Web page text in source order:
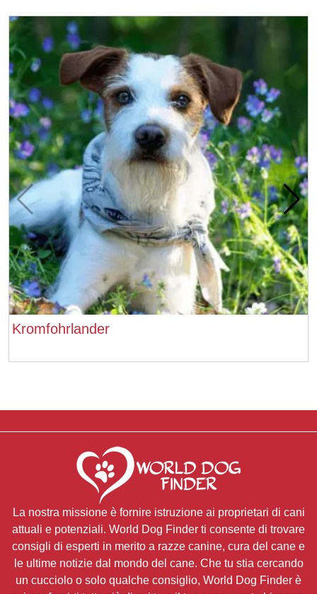
Kromfohrlander
La nostra missione è fornire istruzione ai proprietari di cani
attuali e potenziali. World Dog Finder ti consente di trovare
consigli di esperti in merito a razze canine, cura del cane e
le ultime notizie dal mondo del cane. Che tu stia cercando
un cucciolo o solo qualche consiglio, World Dog Finder è